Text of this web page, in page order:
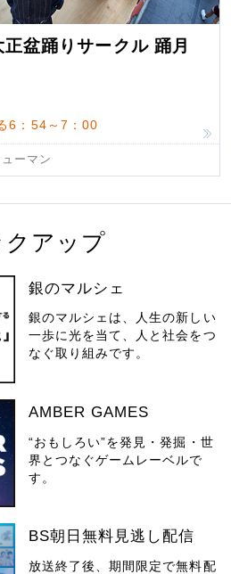
盆踊りサークル 踊月
6：54～7：00
ューマン
クアップ
銀のマルシェ
銀のマルシェは、人生の新しい
一歩に光を当て、人と社会をつ
なぐ取り組みです。
AMBER GAMES
“おもしろい”を発見・発掘・世
界とつなぐゲームレーベルで
す。
BS朝日無料見逃し配信
放送終了後、期間限定で無料配